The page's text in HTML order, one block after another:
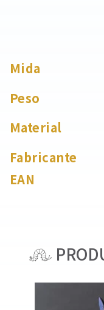
Mida
Peso
Material
Fabricante
EAN